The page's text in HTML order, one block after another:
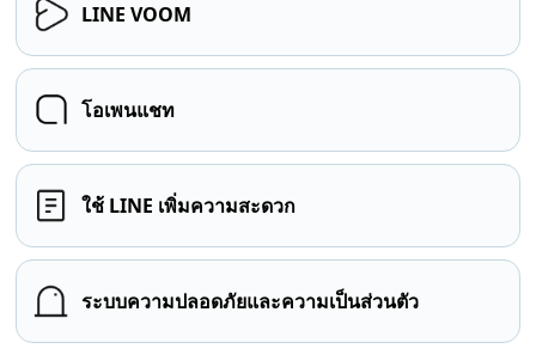
LINE VOOM
โอเพนแชท
ใช้ LINE เพิ่มความสะดวก
ระบบความปลอดภัยและความเป็นส่วนตัว